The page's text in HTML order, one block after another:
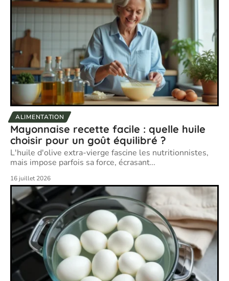
ALIMENTATION
Mayonnaise recette facile : quelle huile
choisir pour un goût équilibré ?
L'huile d'olive extra-vierge fascine les nutritionnistes,
mais impose parfois sa force, écrasant…
16 juillet 2026